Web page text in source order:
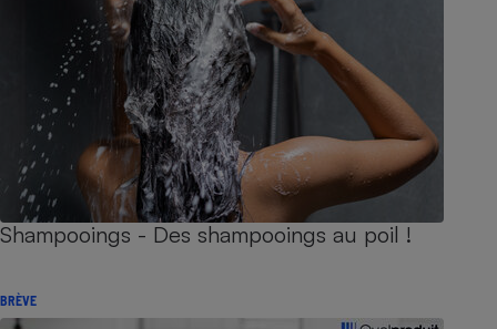
Shampooings - Des shampooings au poil !
BRÈVE